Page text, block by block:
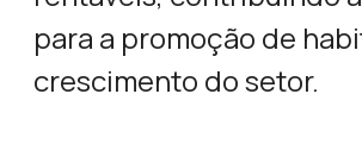
para a promoção de
crescimento do setor.